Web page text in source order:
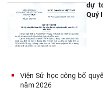
dự
Quý
Viện Sử học công bố
năm 2026